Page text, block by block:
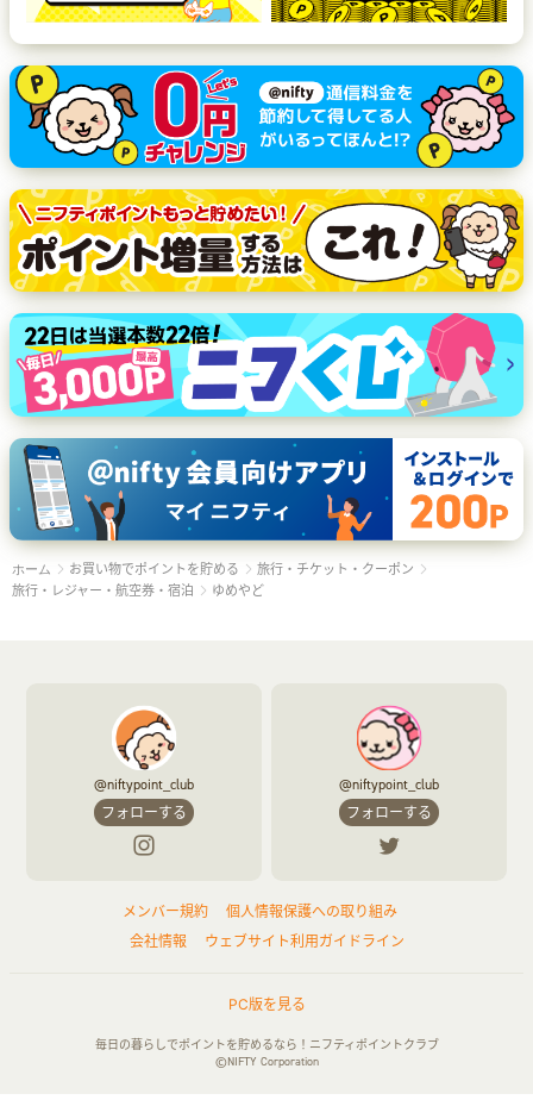
ホーム お買い物でポイントを貯める
旅行・チケット・クーポン
旅行・レジャー・航空券・宿泊
ゆめやど
@niftypoint_club
フォローする
@niftypoint_club
フォローする
メンバー規約
個人情報保護への取り組み
会社情報
ウェブサイト利用ガイドライン
PC版を見る
毎日の暮らしでポイントを貯めるなら！ニフティポイントクラブ
©NIFTY Corporation